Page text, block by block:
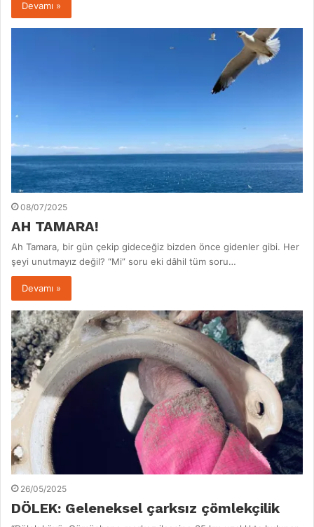
Devamı »
08/07/2025
AH TAMARA!
Ah Tamara, bir gün çekip gideceğiz bizden önce gidenler gibi. Her
şeyi unutmayız değil? “Mi” soru eki dâhil tüm soru…
Devamı »
26/05/2025
DÖLEK: Geleneksel çarksız çömlekçilik